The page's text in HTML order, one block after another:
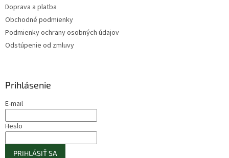
Doprava a platba
Obchodné podmienky
Podmienky ochrany osobných údajov
Odstúpenie od zmluvy
Prihlásenie
E-mail
Heslo
PRIHLÁSIŤ SA